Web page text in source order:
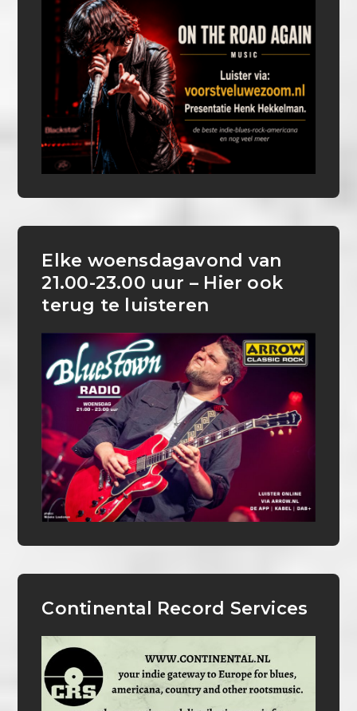
Elke woensdagavond van
21.00-23.00 uur – Hier ook
terug te luisteren
Continental Record Services